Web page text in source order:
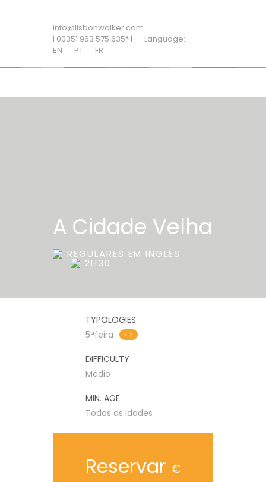
info@lisbonwalker.com
| 00351 963 575 635* |
Language:
EN
PT FR
A Cidade Velha
REGULARES EM INGLÊS
2H30
TYPOLOGIES
5ªfeira
+ 1
DIFFICULTY
Médio
MIN. AGE
Todas as Idades
Reservar €